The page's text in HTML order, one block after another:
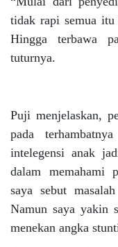
tidak rapi semua itu
Hingga terbawa
tuturnya.
Puji menjelaskan,
pada
intelegensi anak
dalam memahami
saya sebut
Namun saya yakin
menekan angka